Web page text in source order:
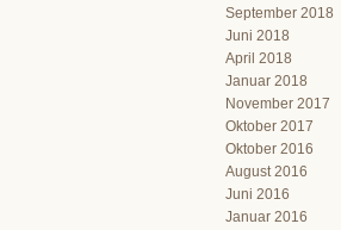
September 2018
Juni 2018
April 2018
Januar 2018
November 2017
Oktober 2017
Oktober 2016
August 2016
Juni 2016
Januar 2016